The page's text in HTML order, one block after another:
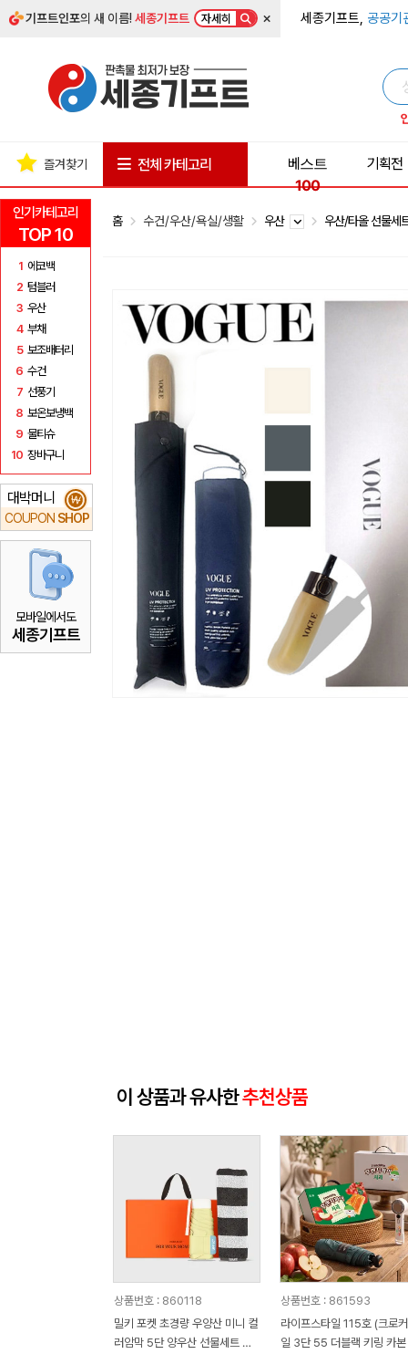
기프트인포의 새 이름!세종기프트 자세히 × 세종기프트, 공공기
인기카테고리
TOP 10
1 에코백
2 텀블러
3 우산
4 부채
5 보조배터리
6 수건
7 선풍기
8 보온보냉백
9 물티슈
10 장바구니
대박머니
COUPON SHOP
₩
모바일에서도
세종기프트
즐겨찾기 전체 카테고리
베스트
100
기획전
홈 수건/우산/욕실/생활 우산 우산/타올 선물세
이 상품과 유사한추천상품
상품번호 : 860118
밀키 포켓 초경량 우양산 미니 컬
러암막 5단 양우산 선물세트 답
상품번호 : 861593
라이프스타일 115호 (크로
일 3단 55 더블랙 키링 카본